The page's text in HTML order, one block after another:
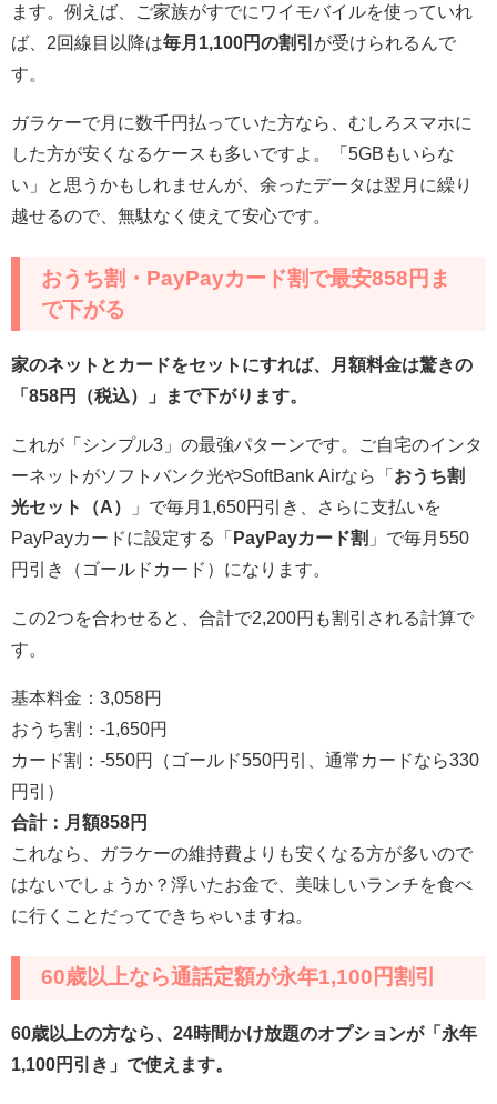
ます。例えば、ご家族がすでにワイモバイルを使っていれ
ば、2回線目以降は毎月1,100円の割引 が受けられるんで
す。
ガラケーで月に数千円払っていた方なら、むしろスマホに
した方が安くなるケースも多いですよ。「5GBもいらな
い」と思うかもしれませんが、余ったデータは翌月に繰り
越せるので、無駄なく使えて安心です。
おうち割・PayPayカード割で最安858円ま
で下がる
家のネットとカードをセットにすれば、月額料金は驚きの
「858円（税込）」まで下がります。
これが「シンプル3」の最強パターンです。ご自宅のインタ
ーネットがソフトバンク光やSoftBank Airなら「 おうち割
光セット（A）
」で毎月1,650円引き、さらに支払いを
PayPayカードに設定する「 PayPayカード割 」で毎月550
円引き（ゴールドカード）になります。
この2つを合わせると、合計で2,200円も割引される計算で
す。
基本料金：3,058円
おうち割：-1,650円
カード割：-550円（ゴールド550円引、通常カードなら330
円引）
合計：月額858円
これなら、ガラケーの維持費よりも安くなる方が多いので
はないでしょうか？浮いたお金で、美味しいランチを食べ
に行くことだってできちゃいますね。
60歳以上なら通話定額が永年1,100円割引
60歳以上の方なら、24時間かけ放題のオプションが「永年
1,100円引き」で使えます。